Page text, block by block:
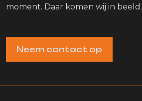
moment. Daar komen wij in beeld.
Neem contact op